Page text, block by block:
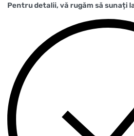
Pentru detalii, vă rugăm să sunați